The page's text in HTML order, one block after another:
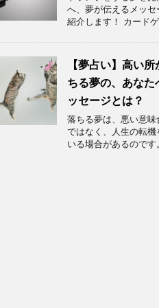
へ、夢が伝えるメッセ
紹介します！ カード
【夢占い】高い所
ちる夢の、あなた
ッセージとは？
落ちる夢は、悪い意味
ではなく、人生の転機
いる場合があるのです